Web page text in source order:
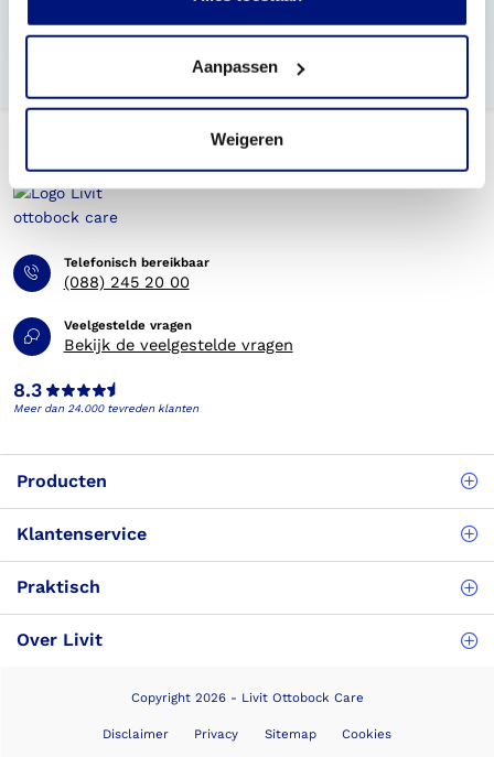
Aanpassen
Weigeren
(EVO) te krijgen?
Telefonisch bereikbaar
(088) 245 20 00
Veelgestelde vragen
Bekijk de veelgestelde vragen
8.3
Meer dan 24.000 tevreden klanten
Producten
Klantenservice
Praktisch
Over Livit
Copyright 2026 - Livit Ottobock Care
Disclaimer Privacy Sitemap Cookies